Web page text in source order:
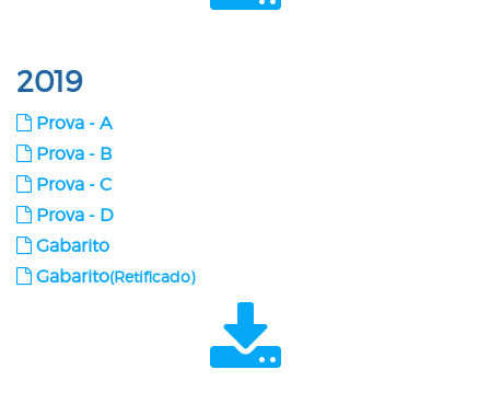
2019
Prova - A
Prova - B
Prova - C
Prova - D
Gabarito
Gabarito(Retificado)